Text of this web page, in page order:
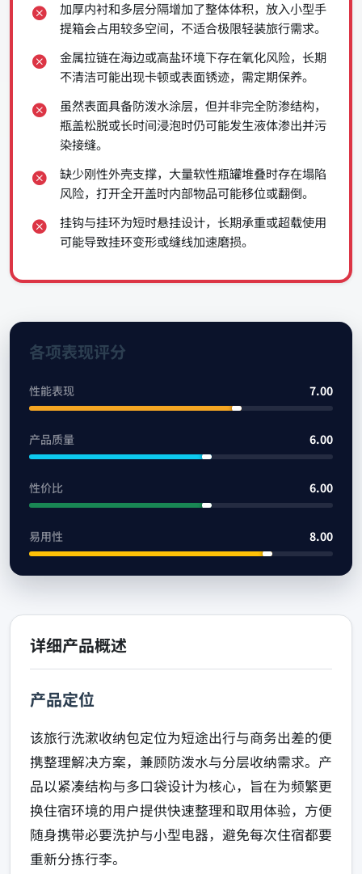
加厚内衬和多层分隔增加了整体体积，放入小型手
提箱会占用较多空间，不适合极限轻装旅行需求。
金属拉链在海边或高盐环境下存在氧化风险，长期
不清洁可能出现卡顿或表面锈迹，需定期保养。
虽然表面具备防泼水涂层，但并非完全防渗结构，
瓶盖松脱或长时间浸泡时仍可能发生液体渗出并污
染接缝。
缺少刚性外壳支撑，大量软性瓶罐堆叠时存在塌陷
风险，打开全开盖时内部物品可能移位或翻倒。
挂钩与挂环为短时悬挂设计，长期承重或超载使用
可能导致挂环变形或缝线加速磨损。
各项表现评分
性能表现 7.00
产品质量 6.00
性价比 6.00
易用性 8.00
详细产品概述
产品定位
该旅行洗漱收纳包定位为短途出行与商务出差的便
携整理解决方案，兼顾防泼水与分层收纳需求。产
品以紧凑结构与多口袋设计为核心，旨在为频繁更
换住宿环境的用户提供快速整理和取用体验，方便
随身携带必要洗护与小型电器，避免每次住宿都要
重新分拣行李。